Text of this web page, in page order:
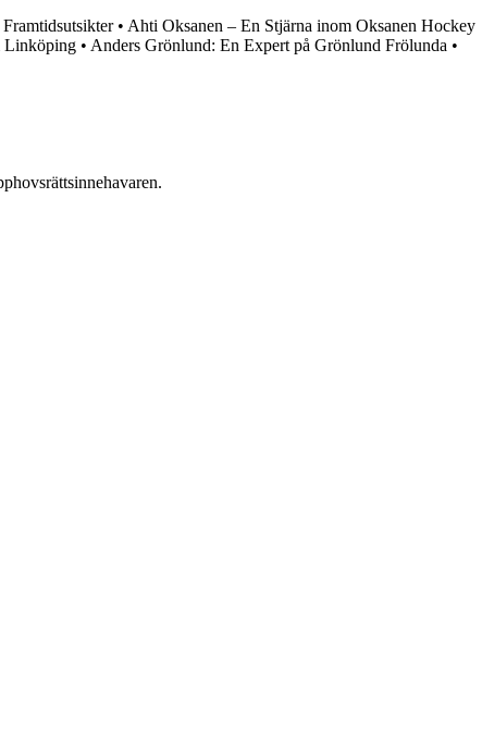
• Ahti Oksanen – En Stjärna inom Oksanen Hockey
Linköping • Anders Grönlund: En Expert på Grönlund Frölunda •